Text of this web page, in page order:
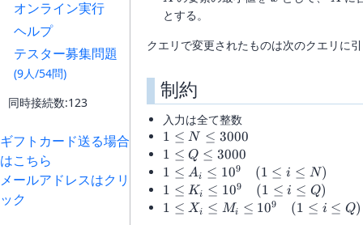
オンライン実行
ヘルプ
テスター募集問題
(9人/54問)
同時接続数:123
ギフトカード送る場合
はこちら
メールアドレスはクリ
ック
とする。
クエリで変更されたものは次のクエリに
制約
入力は全て整数
1\le
N\le
3000
1 ≤ N ≤ 3000
1\le
Q\le
3000
1 ≤ Q ≤ 3000
1\le A_i\le
10^9\quad(1\le
i\le N)
1 ≤ Ai ≤ 109 (1 ≤ i ≤ N)
1\le K_i\le
10^9\quad(1\le
1 ≤ Ki ≤ 109 (1 ≤ i ≤ Q)
1\le X_i\le
1 ≤ Xi ≤ Mi ≤ 109 (1 ≤ i ≤ Q)